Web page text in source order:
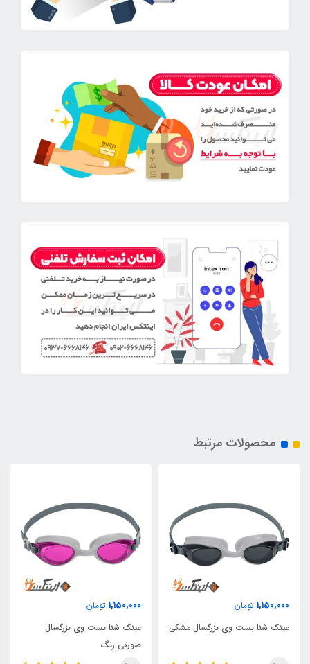
محصولات مرتبط
1,150,000 تومان
عینک شنا بست وی بزرگسال مشکی
1,150,000 تومان
عینک شنا بست وی بزرگسال
صورتی رنگ